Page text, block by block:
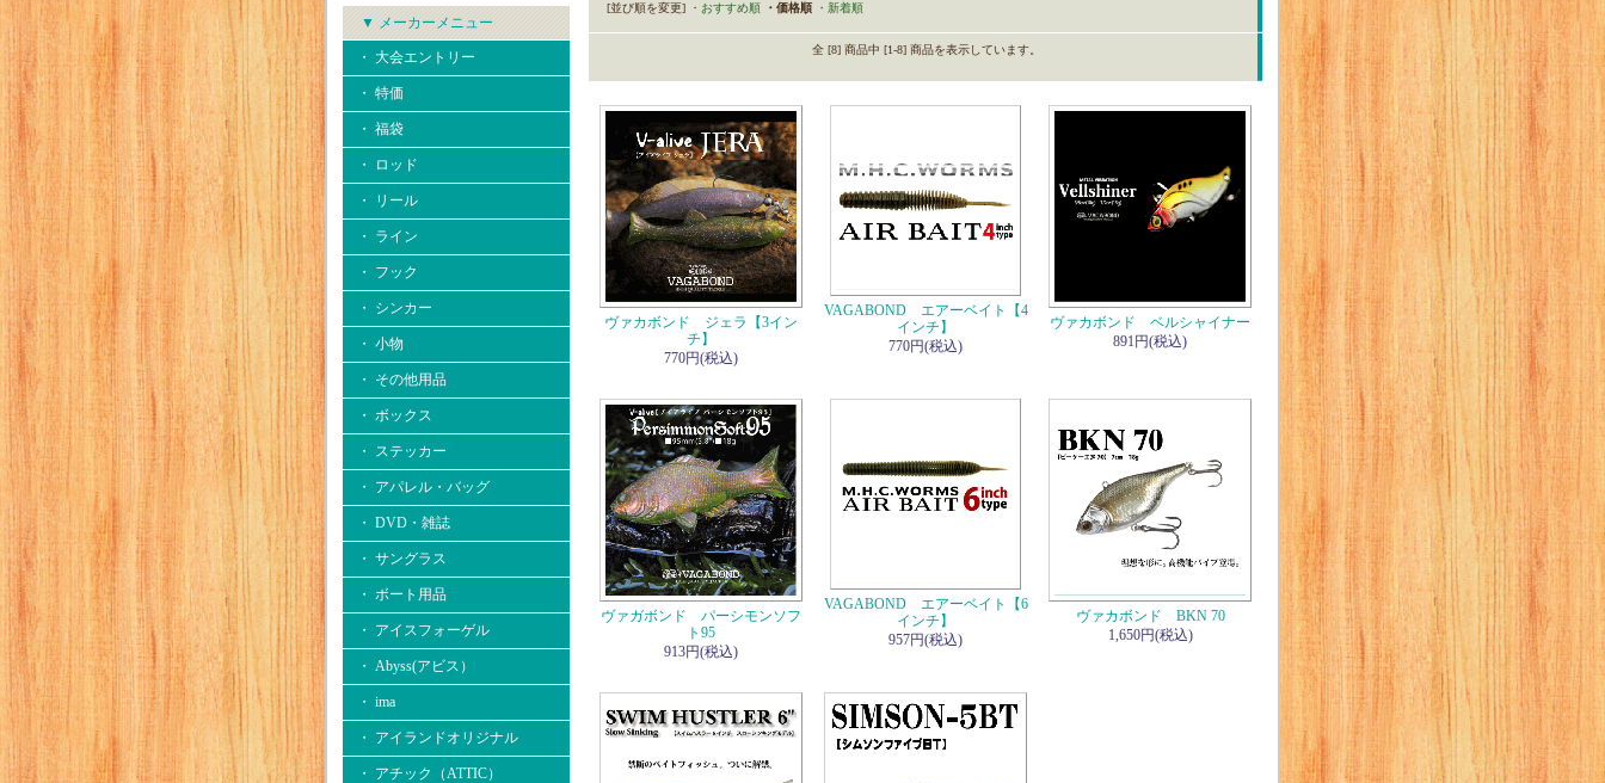
▼ メーカーメニュー
・ 大会エントリー
・ 特価
・ 福袋
・ ロッド
・ リール
・ ライン
・ フック
・ シンカー
・ 小物
・ その他用品
・ ボックス
・ ステッカー
・ アパレル・バッグ
・ DVD・雑誌
・ サングラス
・ ボート用品
・ アイスフォーゲル
・ Abyss(アビス）
・ ima
・ アイランドオリジナル
・ アチック（ATTIC）
[並び順を変更] ・おすすめ順 ・価格順 ・新着順
全 [8] 商品中 [1-8] 商品を表示しています。
ヴァカボンド ジェラ【3イン
チ】
770円(税込)
VAGABOND エアーベイト【4
インチ】
770円(税込)
ヴァカボンド ベルシャイナー
891円(税込)
ヴァガボンド パーシモンソフ
ト95
913円(税込)
VAGABOND エアーベイト【6
インチ】
957円(税込)
ヴァカボンド BKN 70
1,650円(税込)